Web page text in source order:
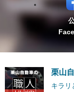
栗山
キラリ